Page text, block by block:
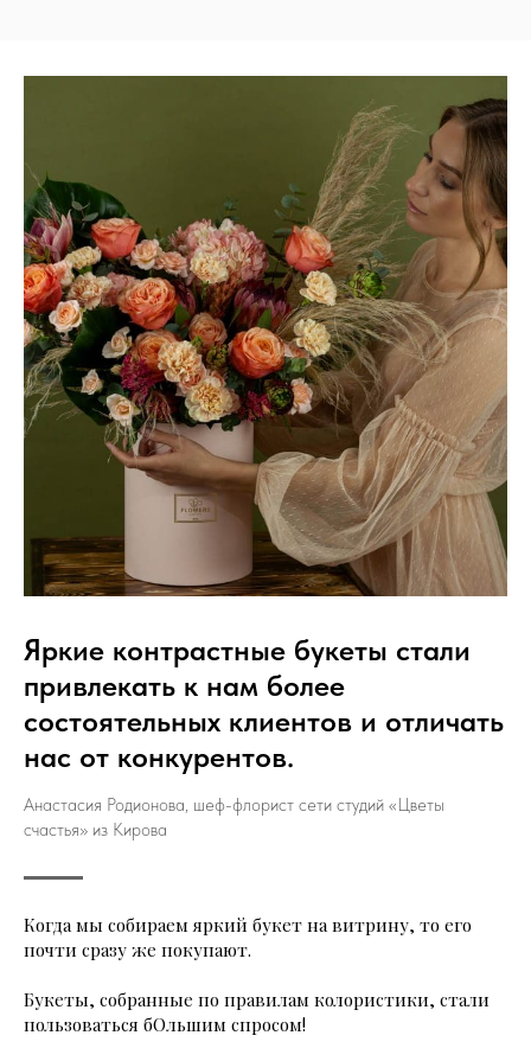
Яркие контрастные букеты стали
привлекать к нам более
состоятельных клиентов и отличать
нас от конкурентов.
Анастасия Родионова, шеф-флорист сети студий «Цветы
счастья» из Кирова
Когда мы собираем яркий букет на витрину, то его
почти сразу же покупают.
Букеты, собранные по правилам колористики, стали
пользоваться бОльшим спросом!
Доступ к видео 180 дней
Обратная связь 90 дней
стоимость:
29 900 ₸
Врассрочкуот Kaspi.Red и
Halyk:
от 2492 ₸ / мес.
Оплатить сразу
и тренинги в нашей Академии
39 990 ₸